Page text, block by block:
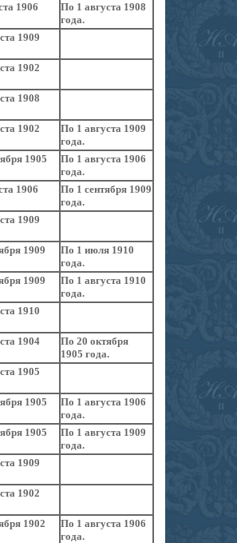
1906
По 1 августа 1908
года.
1909
1902
1908
1902
По 1 августа 1909
года.
1905
По 1 августа 1906
года.
1906
По 1 сентября 1909
года.
1909
1909
По 1 июля 1910
года.
1909
По 1 августа 1910
года.
1910
1904
По 20 октября
1905 года.
1905
1905
По 1 августа 1906
года.
1905
По 1 августа 1909
года.
1909
1902
1902
По 1 августа 1906
года.